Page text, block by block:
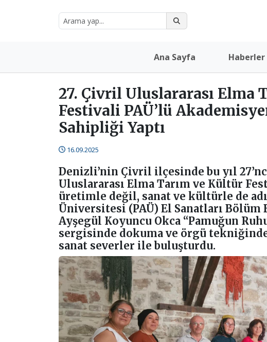
Ana Sayfa Haberler
27. Çivril Uluslararası Elma
Festivali PAÜ’lü
Sahipliği Yaptı
16.09.2025
Denizli’nin Çivril ilçesinde bu yıl
Uluslararası Elma Tarım ve Kültür
üretimle değil, sanat ve kültürle de
Üniversitesi (PAÜ) El Sanatları Bölüm
Ayşegül Koyuncu Okca “Pamuğun
sergisinde dokuma ve örgü
sanat severler ile buluşturdu.